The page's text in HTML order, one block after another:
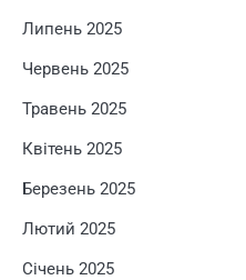
Липень 2025
Червень 2025
Травень 2025
Квітень 2025
Березень 2025
Лютий 2025
Січень 2025